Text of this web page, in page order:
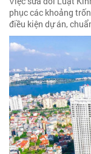
phục các khoảng
điều kiện dự án,